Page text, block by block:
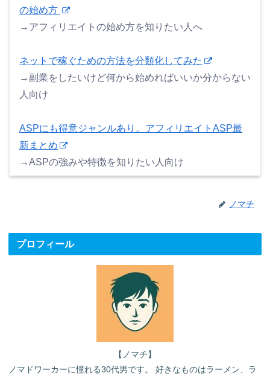
の始め方
→アフィリエイトの始め方を知りたい人へ
ネットで稼ぐための方法を分類化してみた
→副業をしたいけど何から始めればいいか分からない
人向け
ASPにも得意ジャンルあり。アフィリエイトASP最
新まとめ
→ASPの強みや特徴を知りたい人向け
ノマチ
プロフィール
【ノマチ】
ノマドワーカーに憧れる30代男です。 好きなものはラーメン、ラ